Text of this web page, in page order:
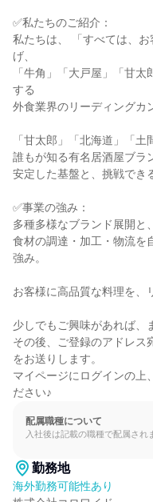
✅私たちのご紹介：
私たちは、 「すべては、
げ、
「牛角」「大戸屋」「甘
する
外食業界のリーディングカ
「甘太郎」「北海道」「土
誰もが知る有名居酒屋ブラ
安定した基盤と、挑戦でき
✅事業の強み：
多種多様なブランド展開と、
食材の調達・加工・物流を
強み。
お客様に高品質な料理を、
少しでもご興味があれば、
その後、ご登録のアドレス
をお送りします。
マイページにログインの上
ださい♪
配属職種について
入社後は記載の職種で配属され
勤務地
海外勤務可能性あり